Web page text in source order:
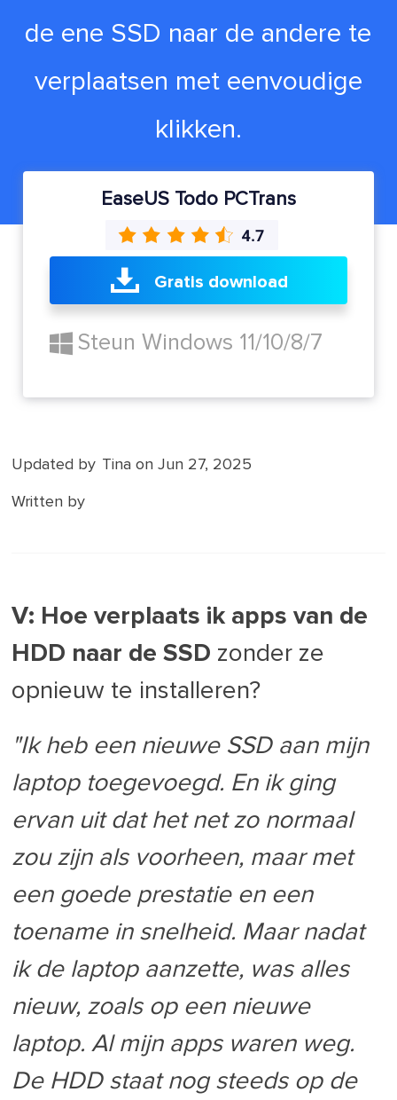
de ene SSD naar de andere te
verplaatsen met eenvoudige
klikken.
EaseUS Todo PCTrans
Gratis download
Steun Windows 11/10/8/7
Updated by Tina on Jun 27, 2025
Written by
V: Hoe verplaats ik apps van de
HDD naar de SSD zonder ze
opnieuw te installeren?
"Ik heb een nieuwe SSD aan mijn
laptop toegevoegd. En ik ging
ervan uit dat het net zo normaal
zou zijn als voorheen, maar met
een goede prestatie en een
toename in snelheid. Maar nadat
ik de laptop aanzette, was alles
nieuw, zoals op een nieuwe
laptop. Al mijn apps waren weg.
De HDD staat nog steeds op de